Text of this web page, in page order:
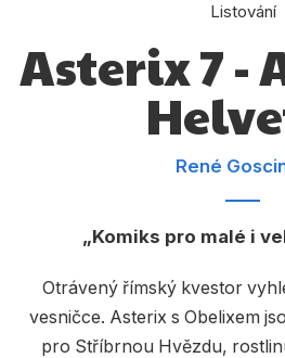
Dárkové publikace
Dárkové zboží
Komiks
Křížovky
Kuchařky
Listování
Asterix 7 -
René
Komiks pro malé i
Otrávený římský kvestor
vesničce. Asterix s Obelixem
pro Stříbrnou Hvězdu,